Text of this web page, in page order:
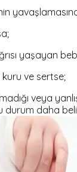
yaşayan
kuru ve sertse;
veya
durum daha